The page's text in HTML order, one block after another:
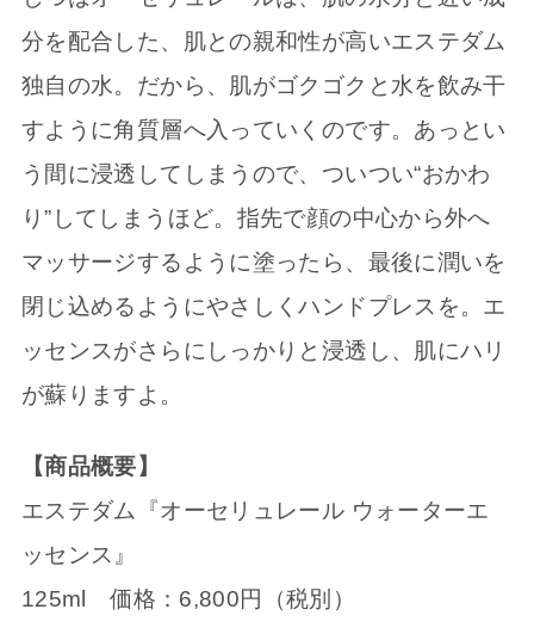
分を配合した、肌との親和性が高いエステダム
独自の水。だから、肌がゴクゴクと水を飲み干
すように角質層へ入っていくのです。あっとい
う間に浸透してしまうので、ついつい“おかわ
り”してしまうほど。指先で顔の中心から外へ
マッサージするように塗ったら、最後に潤いを
閉じ込めるようにやさしくハンドプレスを。エ
ッセンスがさらにしっかりと浸透し、肌にハリ
が蘇りますよ。
【商品概要】
エステダム『オーセリュレール ウォーターエ
ッセンス』
125ml 価格：6,800円（税別）